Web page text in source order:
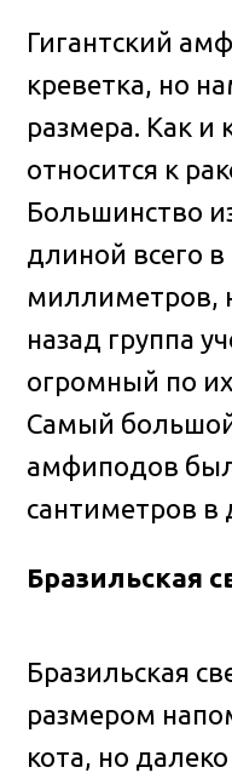
Гигантский
креветка, но
размера. Как и
относится к
Большинство
длиной всего в
миллиметров,
назад группа
огромный по
Самый
амфиподов
сантиметров в
Бразильская
Бразильская
размером
кота, но